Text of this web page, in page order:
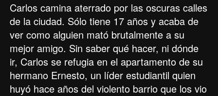
Carlos camina aterrado por las oscuras calles
de la ciudad. Sólo tiene 17 años y acaba de
ver como alguien mató brutalmente a su
mejor amigo. Sin saber qué hacer, ni dónde
ir, Carlos se refugia en el apartamento de su
hermano Ernesto, un líder estudiantil quien
huyó hace años del violento barrio que los vio